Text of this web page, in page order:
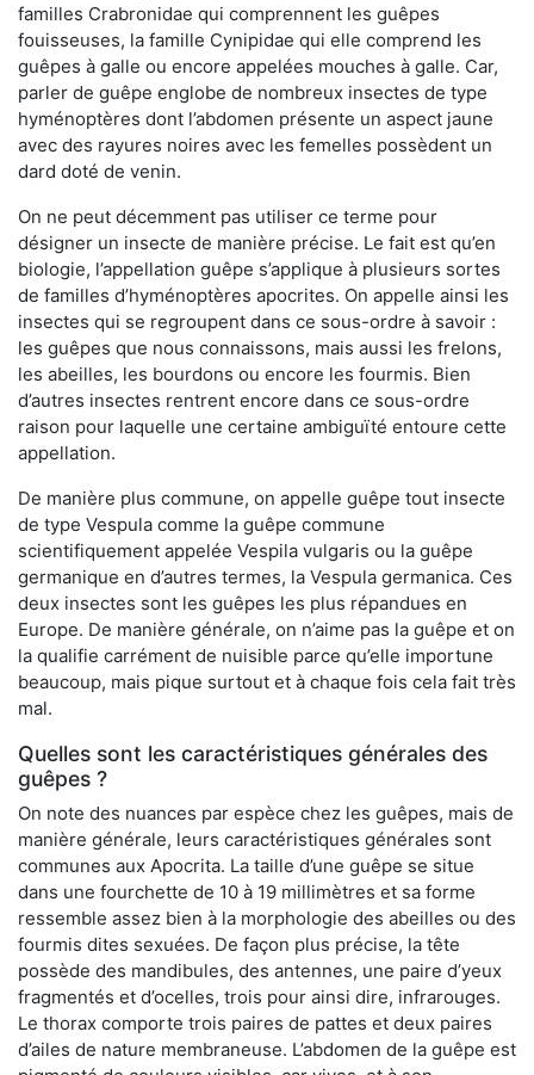
familles Crabronidae qui comprennent les guêpes
fouisseuses, la famille Cynipidae qui elle comprend les
guêpes à galle ou encore appelées mouches à galle. Car,
parler de guêpe englobe de nombreux insectes de type
hyménoptères dont l’abdomen présente un aspect jaune
avec des rayures noires avec les femelles possèdent un
dard doté de venin.
On ne peut décemment pas utiliser ce terme pour
désigner un insecte de manière précise. Le fait est qu’en
biologie, l’appellation guêpe s’applique à plusieurs sortes
de familles d’hyménoptères apocrites. On appelle ainsi les
insectes qui se regroupent dans ce sous-ordre à savoir :
les guêpes que nous connaissons, mais aussi les frelons,
les abeilles, les bourdons ou encore les fourmis. Bien
d’autres insectes rentrent encore dans ce sous-ordre
raison pour laquelle une certaine ambiguïté entoure cette
appellation.
De manière plus commune, on appelle guêpe tout insecte
de type Vespula comme la guêpe commune
scientifiquement appelée Vespila vulgaris ou la guêpe
germanique en d’autres termes, la Vespula germanica. Ces
deux insectes sont les guêpes les plus répandues en
Europe. De manière générale, on n’aime pas la guêpe et on
la qualifie carrément de nuisible parce qu’elle importune
beaucoup, mais pique surtout et à chaque fois cela fait très
mal.
Quelles sont les caractéristiques générales des
guêpes ?
On note des nuances par espèce chez les guêpes, mais de
manière générale, leurs caractéristiques générales sont
communes aux Apocrita. La taille d’une guêpe se situe
dans une fourchette de 10 à 19 millimètres et sa forme
ressemble assez bien à la morphologie des abeilles ou des
fourmis dites sexuées. De façon plus précise, la tête
possède des mandibules, des antennes, une paire d’yeux
fragmentés et d’ocelles, trois pour ainsi dire, infrarouges.
Le thorax comporte trois paires de pattes et deux paires
d’ailes de nature membraneuse. L’abdomen de la guêpe est